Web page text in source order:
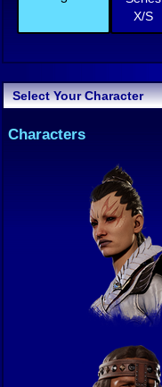
X/S
Select Your Character
Characters